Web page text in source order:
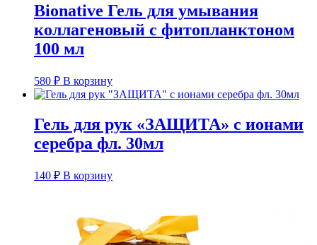
Bionative Гель для умывания
коллагеновый с фитопланктоном
100 мл
580 ₽ В корзину
Гель для рук «ЗАЩИТА» с ионами
серебра фл. 30мл
140 ₽ В корзину